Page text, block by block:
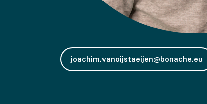
joachim.vanoijstaeijen@bonache.eu